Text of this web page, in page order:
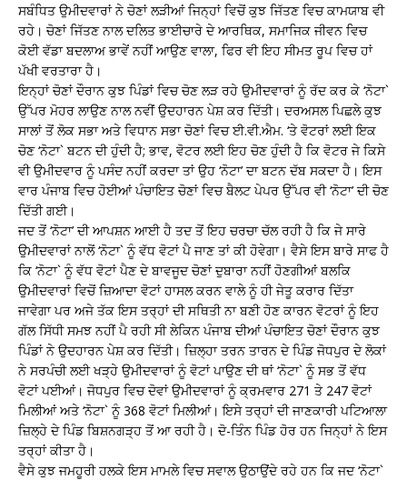
ਸਬੰਧਿਤ ਉਮੀਦਵਾਰਾਂ ਨੇ ਚੋਣਾਂ ਲੜੀਆਂ ਜਿਨ੍ਹਾਂ ਵਿਚੋਂ ਕੁਝ ਜਿੱਤਣ ਵਿਚ ਕਾਮਯਾਬ ਵੀ
ਰਹੇ। ਚੋਣਾਂ ਜਿੱਤਣ ਨਾਲ ਦਲਿਤ ਭਾਈਚਾਰੇ ਦੇ ਆਰਥਿਕ, ਸਮਾਜਿਕ ਜੀਵਨ ਵਿਚ
ਕੋਈ ਵੱਡਾ ਬਦਲਾਅ ਭਾਵੇਂ ਨਹੀਂ ਆਉਣ ਵਾਲਾ, ਫਿਰ ਵੀ ਇਹ ਸੀਮਤ ਰੂਪ ਵਿਚ ਹਾਂ
ਪੱਖੀ ਵਰਤਾਰਾ ਹੈ।
ਇਨ੍ਹਾਂ ਚੋਣਾਂ ਦੌਰਾਨ ਕੁਝ ਪਿੰਡਾਂ ਵਿਚ ਚੋਣ ਲੜ ਰਹੇ ਉਮੀਦਵਾਰਾਂ ਨੂੰ ਰੱਦ ਕਰ ਕੇ ‘ਨੋਟਾ`
ਉੱਪਰ ਮੋਹਰ ਲਾਉਣ ਨਾਲ ਨਵੀਂ ਉਦਹਾਰਨ ਪੇਸ਼ ਕਰ ਦਿੱਤੀ। ਦਰਅਸਲ ਪਿਛਲੇ ਕੁਝ
ਸਾਲਾਂ ਤੋਂ ਲੋਕ ਸਭਾ ਅਤੇ ਵਿਧਾਨ ਸਭਾ ਚੋਣਾਂ ਵਿਚ ਈ.ਵੀ.ਐਮ. ‘ਤੇ ਵੋਟਰਾਂ ਲਈ ਇਕ
ਚੋਣ ‘ਨੋਟਾ` ਬਟਨ ਦੀ ਹੁੰਦੀ ਹੈ; ਭਾਵ, ਵੋਟਰ ਲਈ ਇਹ ਚੋਣ ਹੁੰਦੀ ਹੈ ਕਿ ਵੋਟਰ ਜੇ ਕਿਸੇ
ਵੀ ਉਮੀਦਵਾਰ ਨੂੰ ਪਸੰਦ ਨਹੀਂ ਕਰਦਾ ਤਾਂ ਉਹ ‘ਨੋਟਾ’ ਦਾ ਬਟਨ ਦੱਬ ਸਕਦਾ ਹੈ। ਇਸ
ਵਾਰ ਪੰਜਾਬ ਵਿਚ ਹੋਈਆਂ ਪੰਚਾਇਤ ਚੋਣਾਂ ਵਿਚ ਬੈਲਟ ਪੇਪਰ ਉੱਪਰ ਵੀ ‘ਨੋਟਾ’ ਦੀ ਚੋਣ
ਦਿੱਤੀ ਗਈ।
ਜਦ ਤੋਂ ‘ਨੋਟਾ’ ਦੀ ਆਪਸ਼ਨ ਆਈ ਹੈ ਤਦ ਤੋਂ ਇਹ ਚਰਚਾ ਚੱਲ ਰਹੀ ਹੈ ਕਿ ਜੇ ਸਾਰੇ
ਉਮੀਦਵਾਰਾਂ ਨਾਲੋਂ ‘ਨੋਟਾ` ਨੂੰ ਵੱਧ ਵੋਟਾਂ ਪੈ ਜਾਣ ਤਾਂ ਕੀ ਹੋਵੇਗਾ। ਵੈਸੇ ਇਸ ਬਾਰੇ ਸਾਫ ਹੈ
ਕਿ ‘ਨੋਟਾ` ਨੂੰ ਵੱਧ ਵੋਟਾਂ ਪੈਣ ਦੇ ਬਾਵਜੂਦ ਚੋਣਾਂ ਦੁਬਾਰਾ ਨਹੀਂ ਹੋਣਗੀਆਂ ਬਲਕਿ
ਉਮੀਦਵਾਰਾਂ ਵਿਚੋਂ ਜ਼ਿਆਦਾ ਵੋਟਾਂ ਹਾਸਲ ਕਰਨ ਵਾਲੇ ਨੂੰ ਹੀ ਜੇਤੂ ਕਰਾਰ ਦਿੱਤਾ
ਜਾਵੇਗਾ ਪਰ ਅਜੇ ਤੱਕ ਇਸ ਤਰ੍ਹਾਂ ਦੀ ਸਥਿਤੀ ਨਾ ਬਣੀ ਹੋਣ ਕਾਰਨ ਵੋਟਰਾਂ ਨੂੰ ਇਹ
ਗੱਲ ਸਿੱਧੀ ਸਮਝ ਨਹੀਂ ਪੈ ਰਹੀ ਸੀ ਲੇਕਿਨ ਪੰਜਾਬ ਦੀਆਂ ਪੰਚਾਇਤ ਚੋਣਾਂ ਦੌਰਾਨ ਕੁਝ
ਪਿੰਡਾਂ ਨੇ ਉਦਹਾਰਨ ਪੇਸ਼ ਕਰ ਦਿੱਤੀ। ਜ਼ਿਲ੍ਹਾ ਤਰਨ ਤਾਰਨ ਦੇ ਪਿੰਡ ਜੋਧਪੁਰ ਦੇ ਲੋਕਾਂ
ਨੇ ਸਰਪੰਚੀ ਲਈ ਖੜ੍ਹੇ ਉਮੀਦਵਾਰਾਂ ਨੂੰ ਵੋਟਾਂ ਪਾਉਣ ਦੀ ਥਾਂ ‘ਨੋਟਾ` ਨੂੰ ਸਭ ਤੋਂ ਵੱਧ
ਵੋਟਾਂ ਪਈਆਂ। ਜੋਧਪੁਰ ਵਿਚ ਦੋਵਾਂ ਉਮੀਦਵਾਰਾਂ ਨੂੰ ਕ੍ਰਮਵਾਰ 271 ਤੇ 247 ਵੋਟਾਂ
ਮਿਲੀਆਂ ਅਤੇ ‘ਨੋਟਾ` ਨੂੰ 368 ਵੋਟਾਂ ਮਿਲੀਆਂ। ਇਸੇ ਤਰ੍ਹਾਂ ਦੀ ਜਾਣਕਾਰੀ ਪਟਿਆਲਾ
ਜ਼ਿਲ੍ਹੇ ਦੇ ਪਿੰਡ ਬਿਸ਼ਨਗੜ੍ਹ ਤੋਂ ਆ ਰਹੀ ਹੈ। ਦੋ-ਤਿੰਨ ਪਿੰਡ ਹੋਰ ਹਨ ਜਿਨ੍ਹਾਂ ਨੇ ਇਸ
ਤਰ੍ਹਾਂ ਕੀਤਾ ਹੈ।
ਵੈਸੇ ਕੁਝ ਜਮਹੂਰੀ ਹਲਕੇ ਇਸ ਮਾਮਲੇ ਵਿਚ ਸਵਾਲ ਉਠਾਉਂਦੇ ਰਹੇ ਹਨ ਕਿ ਜਦ ‘ਨੋਟਾ`